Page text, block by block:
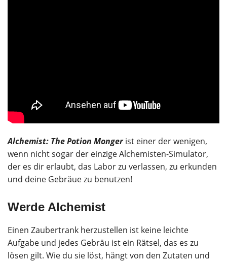
Alchemist: The Potion Mongerist einer der wenigen,
wenn nicht sogar der einzige Alchemisten-Simulator,
der es dir erlaubt, das Labor zu verlassen, zu erkunden
und deine Gebräue zu benutzen!
Werde Alchemist
Einen Zaubertrank herzustellen ist keine leichte
Aufgabe und jedes Gebräu ist ein Rätsel, das es zu
lösen gilt. Wie du sie löst, hängt von den Zutaten und